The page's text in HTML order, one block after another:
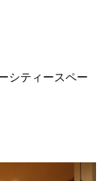
シティースペー